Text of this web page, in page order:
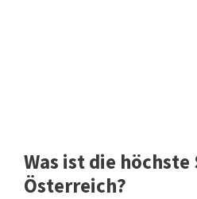
Was ist die
Österreich?